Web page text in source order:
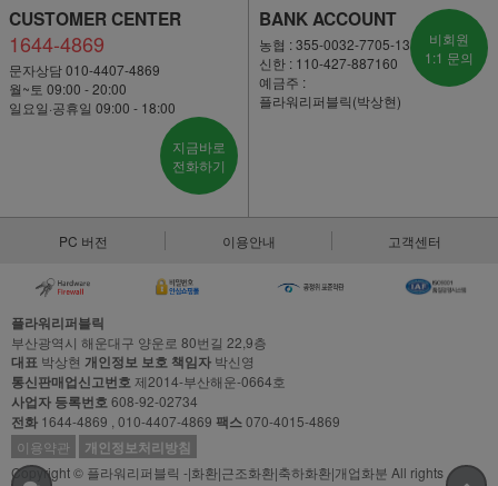
CUSTOMER CENTER
1644-4869
문자상담 010-4407-4869
월~토 09:00 - 20:00
일요일·공휴일 09:00 - 18:00
지금바로
전화하기
BANK ACCOUNT
농협 : 355-0032-7705-13
신한 : 110-427-887160
예금주 :
플라워리퍼블릭(박상현)
비회원
1:1 문의
PC 버전 이용안내 고객센터
플라워리퍼블릭
부산광역시 해운대구 양운로 80번길 22,9층
대표 박상현 개인정보 보호 책임자 박신영
통신판매업신고번호제2014-부산해운-0664호
사업자 등록번호608-92-02734
전화 1644-4869 , 010-4407-4869 팩스070-4015-4869
이용약관
개인정보처리방침
Copyright © 플라워리퍼블릭 -|화환|근조화환|축하화환|개업화분 All rights